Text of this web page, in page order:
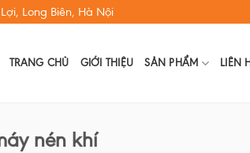
Long Biên, Hà Nội
TRANG CHỦ GIỚI THIỆU SẢN PHẨM LIÊN
nén khí